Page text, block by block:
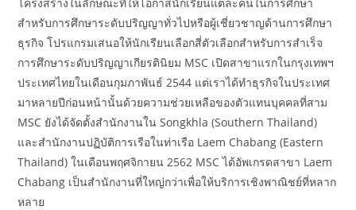
สำหรับการศึกษาระดับปริญญาทั่วไปหรือผู้เชี่ยวชาญด้านการศึกษา
ธุรกิจ โปรแกรมเสนอให้นักเรียนเลือกสี่ตัวเลือกสำหรับการสำเร็จ
การศึกษาระดับปริญญาเกียรตินิยม MSC เปิดสาขาแรกในกรุงเทพฯ
ประเทศไทยในเดือนกุมภาพันธ์ 2544 แต่เราได้ทำธุรกิจในประเทศ
มาหลายปีก่อนหน้านั้นด้วยความช่วยเหลือของตัวแทนบุคคลที่สาม
MSC ยังได้จัดตั้งสำนักงานใน Songkhla (Southern Thailand)
และสำนักงานปฏิบัติการเรือในท่าเรือ Laem Chabang (Eastern
Thailand) ในเดือนพฤศจิกายน 2562 MSC ได้อัพเกรดสาขา Laem
Chabang เป็นสำนักงานที่ใหญ่กว่าเพื่อให้บริการเชิงพาณิชย์ที่หลาก
หลาย